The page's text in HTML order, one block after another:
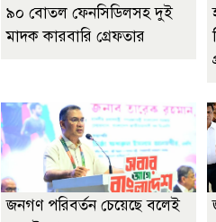
৯০ বোতল ফেনসিডিলসহ দুই
মাদক কারবারি গ্রেফতার
জনগণ পরিবর্তন চেয়েছে বলেই